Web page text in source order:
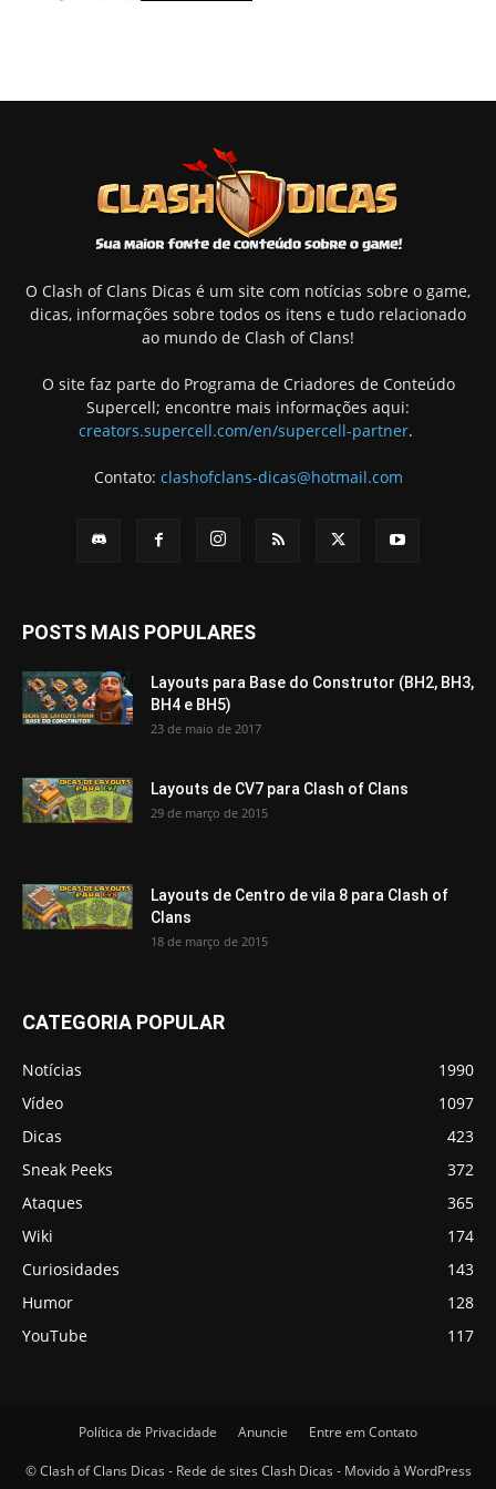
O Clash of Clans Dicas é um site com notícias sobre o game,
dicas, informações sobre todos os itens e tudo relacionado
ao mundo de Clash of Clans!
O site faz parte do Programa de Criadores de Conteúdo
Supercell; encontre mais informações aqui:
creators.supercell.com/en/supercell-partner.
Contato: clashofclans-dicas@hotmail.com
POSTS MAIS POPULARES
Layouts para Base do Construtor (BH2, BH3,
BH4 e BH5)
23 de maio de 2017
Layouts de CV7 para Clash of Clans
29 de março de 2015
Layouts de Centro de vila 8 para Clash of
Clans
18 de março de 2015
CATEGORIA POPULAR
Notícias
1990
Vídeo
1097
Dicas
423
Sneak Peeks
372
Ataques
365
Wiki
174
Curiosidades
143
Humor
128
YouTube
117
Política de Privacidade Anuncie Entre em Contato
© Clash of Clans Dicas - Rede de sites Clash Dicas - Movido à WordPress